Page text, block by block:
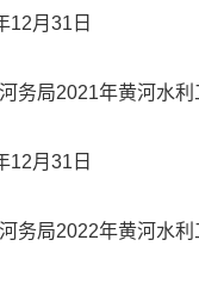
12月31日
务局2021年黄河水
12月31日
务局2022年黄河水